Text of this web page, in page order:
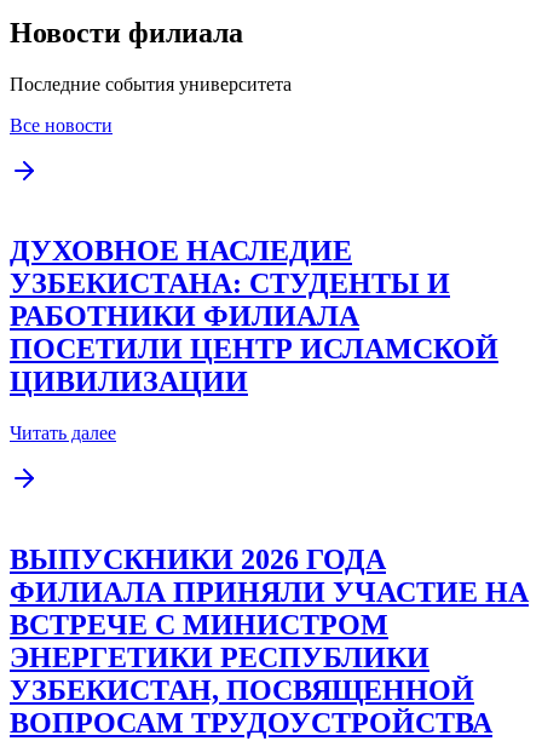
Новости филиала
Последние события университета
Все новости
ДУХОВНОЕ НАСЛЕДИЕ
УЗБЕКИСТАНА: СТУДЕНТЫ И
РАБОТНИКИ ФИЛИАЛА
ПОСЕТИЛИ ЦЕНТР ИСЛАМСКОЙ
ЦИВИЛИЗАЦИИ
Читать далее
ВЫПУСКНИКИ 2026 ГОДА
ФИЛИАЛА ПРИНЯЛИ УЧАСТИЕ НА
ВСТРЕЧЕ С МИНИСТРОМ
ЭНЕРГЕТИКИ РЕСПУБЛИКИ
УЗБЕКИСТАН, ПОСВЯЩЕННОЙ
ВОПРОСАМ ТРУДОУСТРОЙСТВА